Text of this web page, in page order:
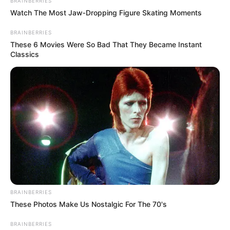
Watch The Most Jaw‑Dropping Figure Skating Moments
BRAINBERRIES
These 6 Movies Were So Bad That They Became Instant
Classics
BRAINBERRIES
These Photos Make Us Nostalgic For The 70's
BRAINBERRIES